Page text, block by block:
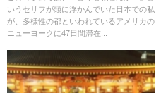
いうセリフが頭に浮かんでいた日本での私
が、多様性の都といわれているアメリカの
ニューヨークに47日間滞在...